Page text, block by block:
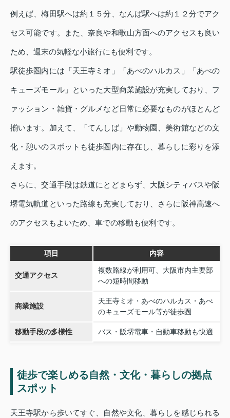
例えば、梅田駅へは約１５分、なんば駅へは約１２分でアク
セス可能です。また、奈良や和歌山方面へのアクセスも良い
ため、週末の気軽な小旅行にも便利です。
駅徒歩圏内には「天王寺ミオ」「あべのハルカス」「あべの
キューズモール」といった大型商業施設が充実しており、フ
ァッション・雑貨・グルメなど日常に必要なものがほとんど
揃います。加えて、「てんしば」や動物園、美術館などの文
化・憩いのスポットも徒歩圏内に存在し、暮らしに彩りを添
えます。
さらに、交通手段は鉄道にとどまらず、大阪シティバスや阪
堺電気軌道といった路線も充実しており、さらに阪神高速へ
のアクセスもよいため、車での移動も便利です。
項目 内容
交通アクセス
複数路線が利用可、大阪市内主要部
への短時間移動
商業施設
天王寺ミオ・あべのハルカス・あべ
のキューズモール等が徒歩圏
移動手段の多様性 バス・阪堺電車・自動車移動も快適
徒歩で楽しめる自然・文化・暮らしの拠点
スポット
天王寺駅から歩いてすぐ、自然や文化、暮らしを感じられる